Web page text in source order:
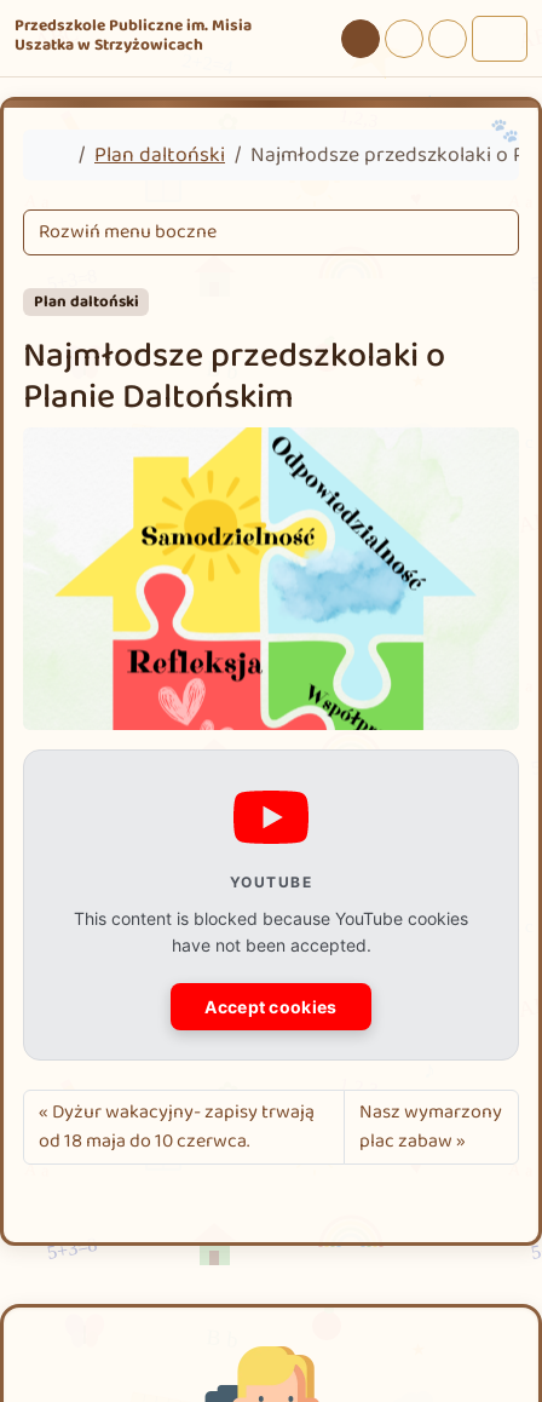
Przejdź do treści
Przejdź do stopki
Przedszkole Publiczne im. Misia
Uszatka w Strzyżowicach Tryb dziennyTryb nocnyTryb
Home
Plan daltoński Najmłodsze przedszkolaki o
Plan daltoński
Najmłodsze przedszkolaki o
Planie Daltońskim
YOUTUBE
This content is blocked because YouTube cookies
have not been accepted.
Accept cookies
Dyżur wakacyjny- zapisy trwają
od 18 maja do 10 czerwca.
Nasz wymarzony
plac zabaw
Rozwiń menu boczne